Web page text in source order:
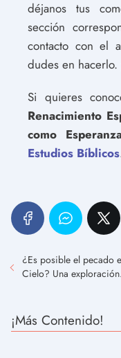
déjanos tus
sección
contacto con el
dudes en hacerlo.
Si quieres
Renacimiento
como
Estudios Bíblicos
¿Es posible el pecado
Cielo? Una exploración.
¡Más Contenido!